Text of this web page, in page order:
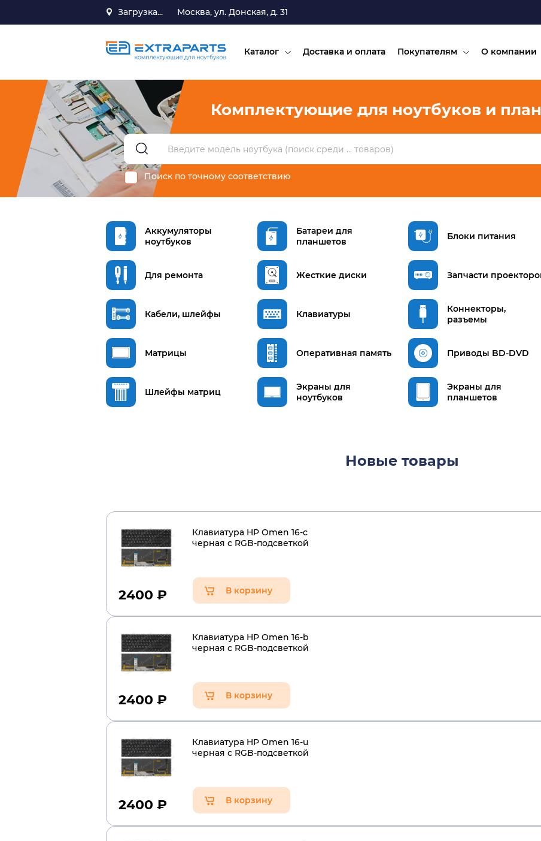
Загрузка... Москва, ул. Донская, д. 31
Каталог Доставка и оплата Покупателям О компании
Комплектующие для ноутбуков и
Поиск по точному соответствию
Аккумуляторы
ноутбуков
Батареи для
планшетов
Блоки питания
Для ремонта Жесткие диски Запчасти
Кабели, шлейфы Клавиатуры
Коннекторы,
разъемы
Матрицы Оперативная память Приводы BD-DVD
Шлейфы матриц
Экраны для
ноутбуков
Экраны для
планшетов
Новые товары
Клавиатура HP Omen 16-c
черная с RGB-подсветкой
2400 ₽ В корзину
Клавиатура HP Omen 16-b
черная с RGB-подсветкой
2400 ₽ В корзину
Клавиатура HP Omen 16-u
черная с RGB-подсветкой
2400 ₽ В корзину